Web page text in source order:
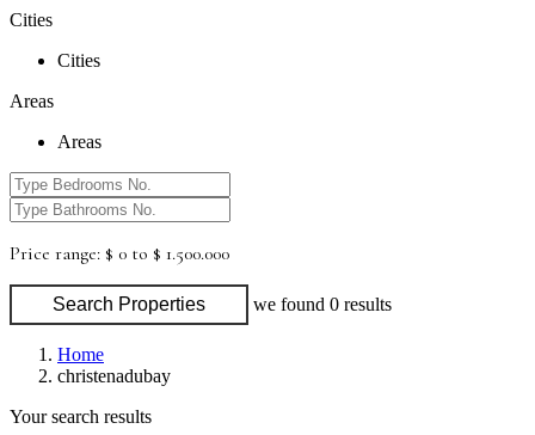
Cities
Cities
Areas
Areas
Price range: $ 0 to $ 1.500.000
Search Properties we found 0 results
Home
christenadubay
Your search results